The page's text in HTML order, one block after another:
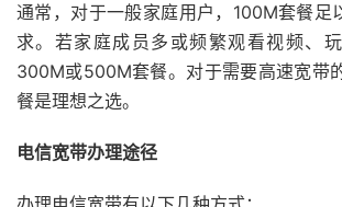
通常，对于一般家庭用户，100M套餐足
求。若家庭成员多或频繁观看视频、
300M或500M套餐。对于需要高速宽带
餐是理想之选。
电信宽带办理途径